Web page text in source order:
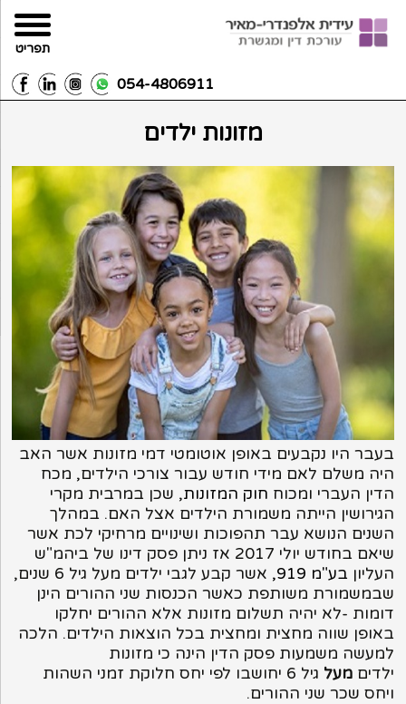
054-4806911
מזונות ילדים
בעבר היו נקבעים באופן אוטומטי דמי מזונות אשר האב
היה משלם לאם מידי חודש עבור צורכי הילדים, מכח
הדין העברי ומכוח חוק המזונות, שכן במרבית מקרי
הגירושין הייתה משמורת הילדים אצל האם. במהלך
השנים הנושא עבר תהפוכות ושינויים מרחיקי לכת אשר
שיאם בחודש יולי 2017 אז ניתן פסק דינו של ביהמ"ש
העליון בע"מ 919,
אשר קבע לגבי ילדים מעל גיל 6 שנים,
שבמשמורת משותפת כאשר הכנסות שני ההורים הינן
דומות -לא יהיה תשלום מזונות אלא ההורים יחלקו
באופן שווה מחצית ומחצית בכל הוצאות הילדים. הלכה
למעשה משמעות פסק הדין הינה כי מזונות
ילדיםמעל
גיל 6 יחושבו לפי יחס חלוקת זמני השהות
ויחס שכר שני ההורים.
תפריט